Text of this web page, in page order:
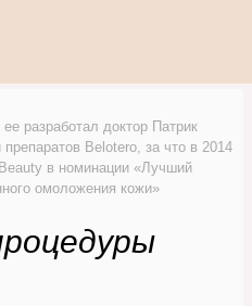
разработал доктор Патрик
Belotero, за что в 2014
в номинации «Лучший
омоложения кожи»